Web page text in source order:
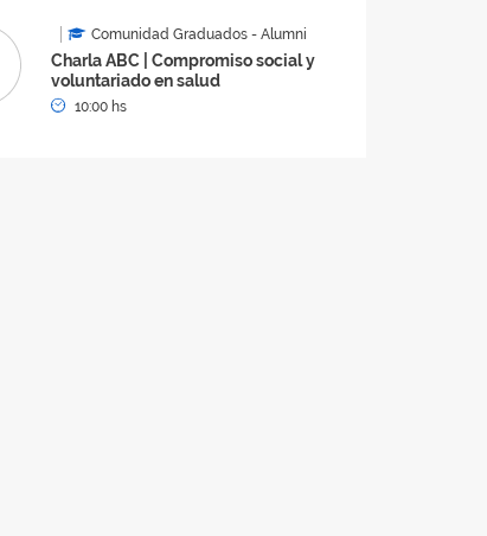
Comunidad Graduados - Alumni
Charla ABC | Compromiso social y
voluntariado en salud
10:00 hs